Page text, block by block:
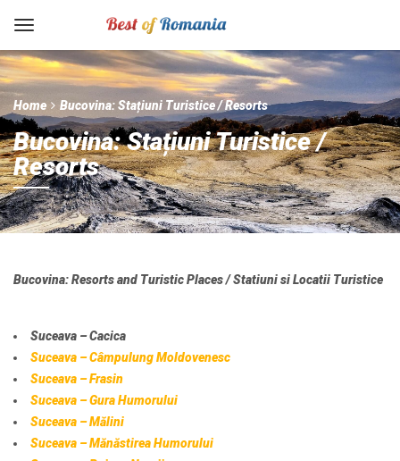
Home Bucovina: Stațiuni Turistice / Resorts
Bucovina: Stațiuni Turistice /
Resorts
Bucovina: Resorts and Turistic Places / Statiuni si Locatii Turistice
Suceava – Cacica
Suceava – Câmpulung Moldovenesc
Suceava – Frasin
Suceava – Gura Humorului
Suceava – Mălini
Suceava – Mănăstirea Humorului